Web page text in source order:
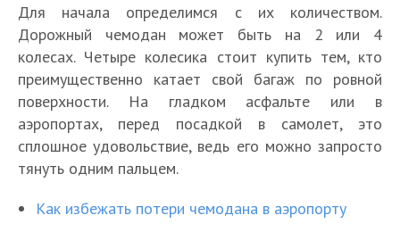
Для начала определимся с их количеством.
Дорожный чемодан может быть на 2 или 4
колесах. Четыре колесика стоит купить тем, кто
преимущественно катает свой багаж по ровной
поверхности. На гладком асфальте или в
аэропортах, перед посадкой в самолет, это
сплошное удовольствие, ведь его можно запросто
тянуть одним пальцем.
Как избежать потери чемодана в аэропорту